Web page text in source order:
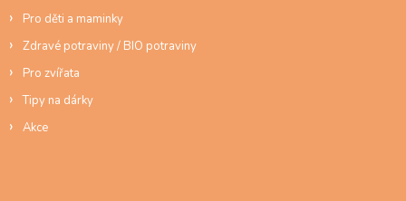
Pro děti a maminky
Zdravé potraviny / BIO potraviny
Pro zvířata
Tipy na dárky
Akce